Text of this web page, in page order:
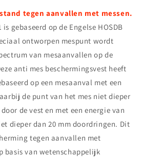
tegen aanvallen met messen.
gebaseerd op de Engelse HOSDB
ontworpen mespunt wordt
van mesaanvallen op de
anti mes beschermingsvest heeft
op een mesaanval met een
de punt van het mes niet dieper
de vest en met een energie van
dieper dan 20 mm doordringen. Dit
tegen aanvallen met
basis van wetenschappelijk